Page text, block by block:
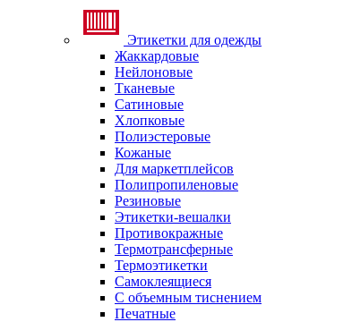
Этикетки для одежды
Жаккардовые
Нейлоновые
Тканевые
Сатиновые
Хлопковые
Полиэстеровые
Кожаные
Для маркетплейсов
Полипропиленовые
Резиновые
Этикетки-вешалки
Противокражные
Термотрансферные
Термоэтикетки
Самоклеящиеся
С объемным тиснением
Печатные